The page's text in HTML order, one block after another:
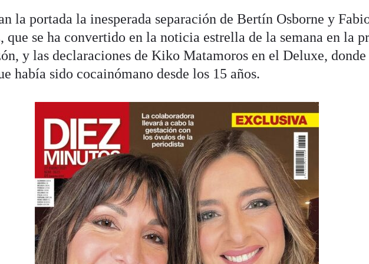
la portada la inesperada separación de Bertín Osborne y
que se ha convertido en la noticia estrella de la semana en la
y las declaraciones de Kiko Matamoros en el Deluxe, donde
había sido cocainómano desde los 15 años.